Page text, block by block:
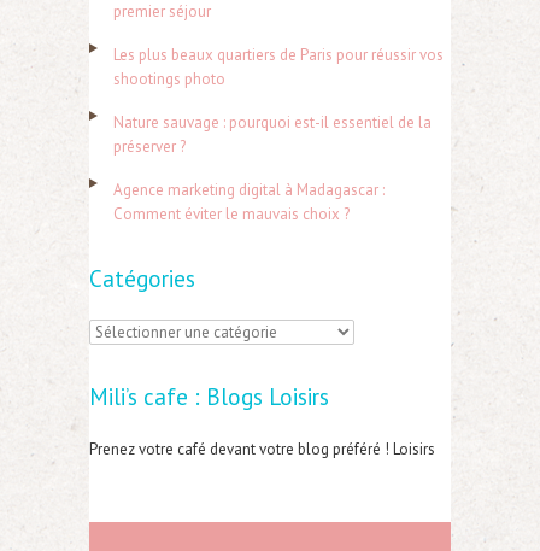
h
r
:
premier séjour
Les plus beaux quartiers de Paris pour réussir vos
shootings photo
Nature sauvage : pourquoi est-il essentiel de la
préserver ?
Agence marketing digital à Madagascar :
Comment éviter le mauvais choix ?
Catégories
C
t
é
o
Mili’s cafe : Blogs Loisirs
Prenez votre café devant votre blog préféré ! Loisirs